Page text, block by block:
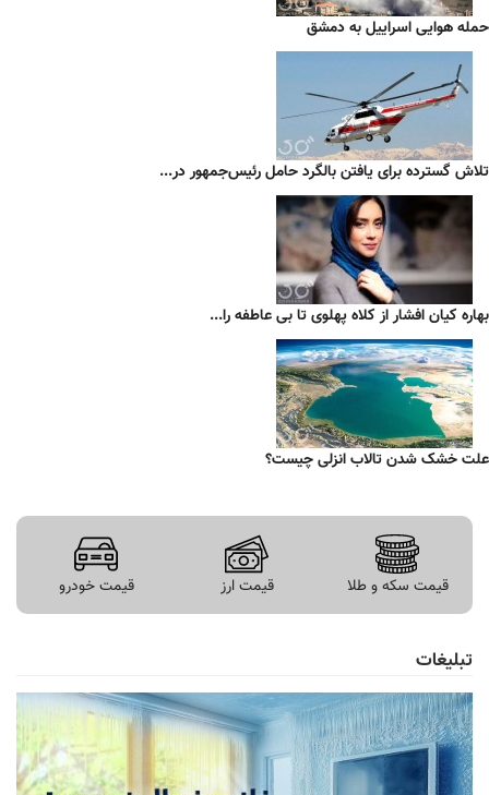
حمله هوایی اسراییل به دمشق
تلاش گسترده برای یافتن بالگرد حامل رئیس‌جمهور در...
بهاره کیان افشار از کلاه پهلوی تا بی عاطفه را...
علت خشک شدن تالاب انزلی چیست؟
قیمت سکه و طلا قیمت ارز قیمت خودرو
تبلیغات